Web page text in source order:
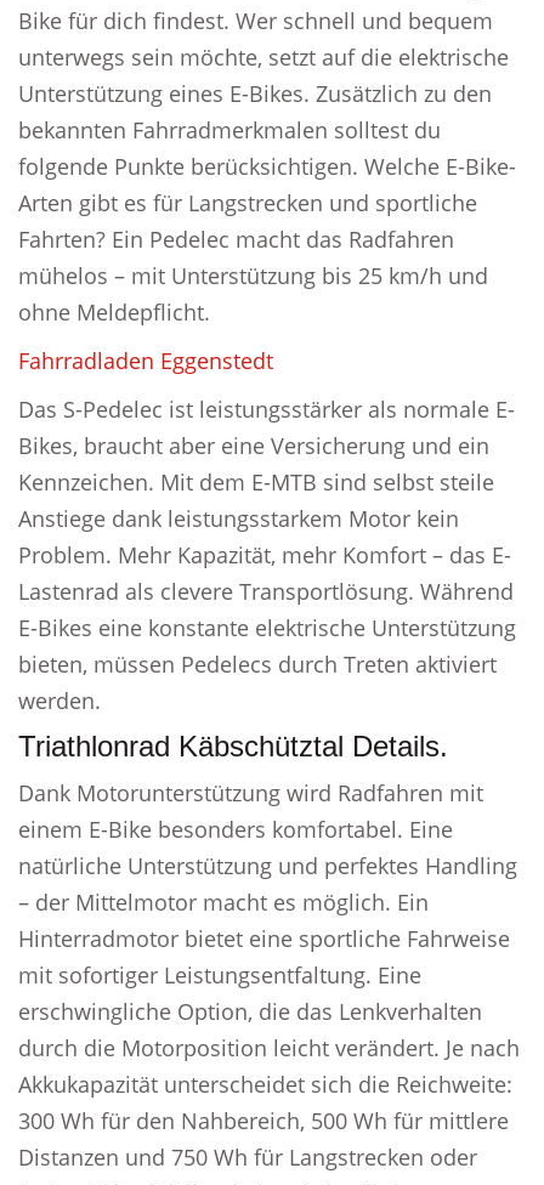
Bike für dich findest. Wer schnell und bequem
unterwegs sein möchte, setzt auf die elektrische
Unterstützung eines E-Bikes. Zusätzlich zu den
bekannten Fahrradmerkmalen solltest du
folgende Punkte berücksichtigen. Welche E-Bike-
Arten gibt es für Langstrecken und sportliche
Fahrten? Ein Pedelec macht das Radfahren
mühelos – mit Unterstützung bis 25 km/h und
ohne Meldepflicht.
Fahrradladen Eggenstedt
Das S-Pedelec ist leistungsstärker als normale E-
Bikes, braucht aber eine Versicherung und ein
Kennzeichen. Mit dem E-MTB sind selbst steile
Anstiege dank leistungsstarkem Motor kein
Problem. Mehr Kapazität, mehr Komfort – das E-
Lastenrad als clevere Transportlösung. Während
E-Bikes eine konstante elektrische Unterstützung
bieten, müssen Pedelecs durch Treten aktiviert
werden.
Triathlonrad Käbschütztal Details.
Dank Motorunterstützung wird Radfahren mit
einem E-Bike besonders komfortabel. Eine
natürliche Unterstützung und perfektes Handling
– der Mittelmotor macht es möglich. Ein
Hinterradmotor bietet eine sportliche Fahrweise
mit sofortiger Leistungsentfaltung. Eine
erschwingliche Option, die das Lenkverhalten
durch die Motorposition leicht verändert. Je nach
Akkukapazität unterscheidet sich die Reichweite:
300 Wh für den Nahbereich, 500 Wh für mittlere
Distanzen und 750 Wh für Langstrecken oder